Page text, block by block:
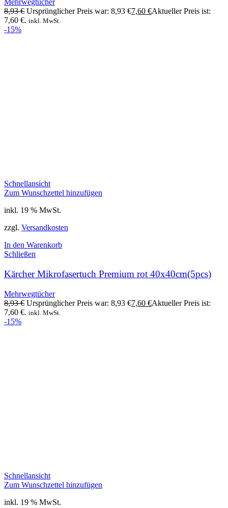
Mehrwegtücher
8,93€ Ursprünglicher Preis war: 8,93 €7,60 €Aktueller Preis ist:
7,60 €. inkl. MwSt.
-15%
Schnellansicht
Zum Wunschzettel hinzufügen
inkl. 19 % MwSt.
zzgl. Versandkosten
In den Warenkorb
Schließen
Kärcher Mikrofasertuch Premium rot 40x40cm(5pcs)
Mehrwegtücher
8,93€ Ursprünglicher Preis war: 8,93 €7,60 €Aktueller Preis ist:
7,60 €. inkl. MwSt.
-15%
Schnellansicht
Zum Wunschzettel hinzufügen
inkl. 19 % MwSt.